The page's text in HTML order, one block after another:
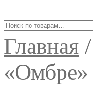
Главная /
«Омбре»